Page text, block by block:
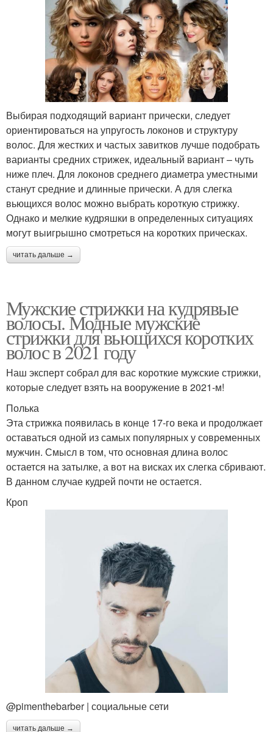
Выбирая подходящий вариант прически, следует
ориентироваться на упругость локонов и структуру
волос. Для жестких и частых завитков лучше подобрать
варианты средних стрижек, идеальный вариант – чуть
ниже плеч. Для локонов среднего диаметра уместными
станут средние и длинные прически. А для слегка
вьющихся волос можно выбрать короткую стрижку.
Однако и мелкие кудряшки в определенных ситуациях
могут выигрышно смотреться на коротких прическах.
читать дальше →
Мужские стрижки на кудрявые
волосы. Модные мужские
стрижки для вьющихся коротких
волос в 2021 году
Наш эксперт собрал для вас короткие мужские стрижки,
которые следует взять на вооружение в 2021-м!
Полька
Эта стрижка появилась в конце 17-го века и продолжает
оставаться одной из самых популярных у современных
мужчин. Смысл в том, что основная длина волос
остается на затылке, а вот на висках их слегка сбривают.
В данном случае кудрей почти не остается.
Кроп
@pimenthebarber | социальные сети
читать дальше →